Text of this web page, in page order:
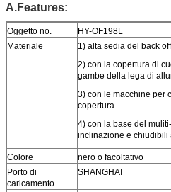
A.Features:
Oggetto no.
HY-OF198L
Materiale
1) alta sedia del back
2) con la copertura di
gambe della lega di
3) con le macchine per
copertura
4) con la base del
inclinazione e chiudibili
Colore
nero o facoltativo
Porto di
caricamento
SHANGHAI